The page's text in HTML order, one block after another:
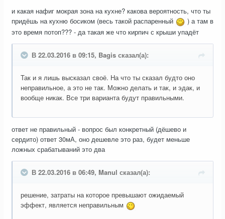
и какая нафиг мокрая зона на кухне? какова вероятность, что ты
придёшь на кухню босиком (весь такой распаренный
) а там в
это время потоп??? - да такая же что кирпич с крыши упадёт
В 22.03.2016 в 09:15, Bagis сказал(а):
Так и я лишь высказал своё. На что ты сказал будто оно
неправильное, а это не так. Можно делать и так, и эдак, и
вообще никак. Все три варианта будут правильными.
ответ не правильный - вопрос был конкретный (дёшево и
сердито) ответ 30мА, оно дешевле это раз, будет меньше
ложных срабатываний это два
В 22.03.2016 в 06:49, Manul сказал(а):
решение, затраты на которое превышают ожидаемый
эффект, является неправильным